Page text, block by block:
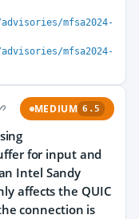
mfsa2024-
mfsa2024-
MEDIUM 6.5
for input and
Intel Sandy
affects the QUIC
connection is